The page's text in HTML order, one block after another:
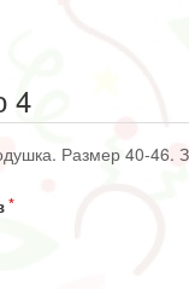
4
Размер 40-46.